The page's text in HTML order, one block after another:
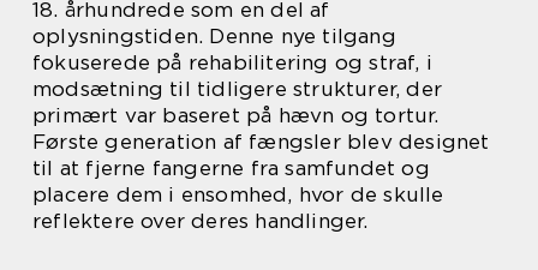
18. århundrede som en del af
oplysningstiden. Denne nye tilgang
fokuserede på rehabilitering og straf, i
modsætning til tidligere strukturer, der
primært var baseret på hævn og tortur.
Første generation af fængsler blev designet
til at fjerne fangerne fra samfundet og
placere dem i ensomhed, hvor de skulle
reflektere over deres handlinger.